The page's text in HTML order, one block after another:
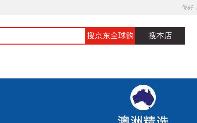
你好
搜京东全球购 搜本店